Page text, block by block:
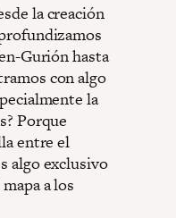
la creación
Gurión hasta
con algo
la
Porque
entre el
algo exclusivo
a los